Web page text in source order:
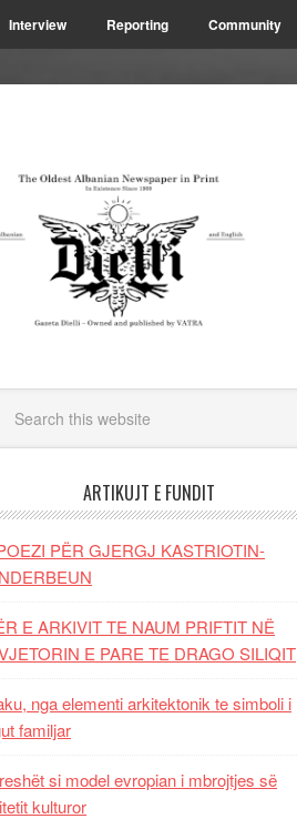
Interview Reporting Community
ARTIKUJT E FUNDIT
PËR GJERGJ KASTRIOTIN-
E ARKIVIT TE NAUM PRIFTIT NË
E PARE TE DRAGO SILIQIT
nga elementi arkitektonik te simboli i
familjar
si model evropian i mbrojtjes së
kulturor